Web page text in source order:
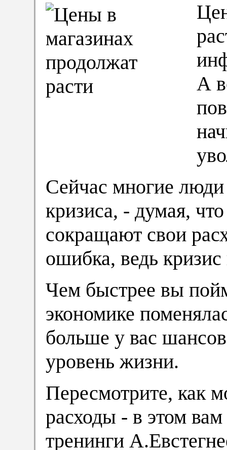
А
Сейчас многие
кризиса, - думая,
сокращают свои
ошибка, ведь
Чем быстрее вы
экономике
больше у вас
уровень жизни.
Пересмотрите, как
расходы - в этом
тренинги